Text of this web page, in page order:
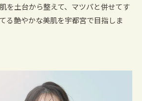
を土台から整えて、マツパと併せてす
る艶やかな美肌を宇都宮で目指しま